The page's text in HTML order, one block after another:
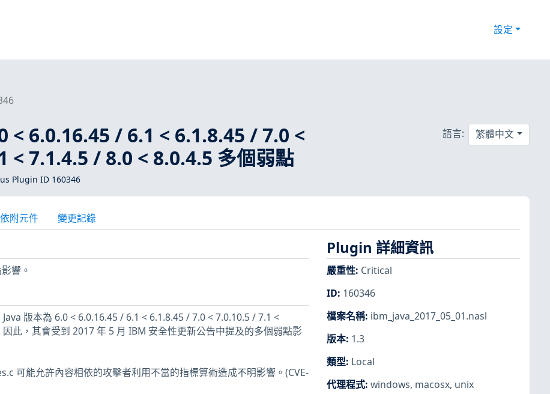
設定
< 6.0.16.45 / 6.1 < 6.1.8.45 / 7.0 <
< 7.1.4.5 / 8.0 < 8.0.4.5 多個弱點
Plugin ID 160346
語言: 繁體中文
依附元件 變更記錄
響。
版本為 6.0 < 6.0.16.45 / 6.1 < 6.1.8.45 / 7.0 < 7.0.10.5 / 7.1 <
此，其會受到 2017 年 5 月 IBM 安全性更新公告中提及的多個弱點影
可能允許內容相依的攻擊者利用不當的指標算術造成不明影響。(CVE-
Plugin 詳細資訊
嚴重性: Critical
ID: 160346
檔案名稱: ibm_java_2017_05_01.nasl
版本: 1.3
類型: Local
代理程式: windows, macosx, unix